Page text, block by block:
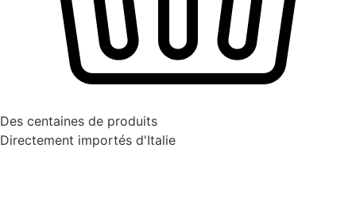
Des centaines de produits
Directement importés d'Italie